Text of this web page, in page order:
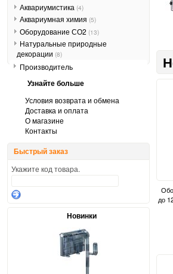
до
Аквариумистика (4)
Аквариумная химия (5)
Оборудование СО2 (13)
Натуральные природные
декорации (8)
Производитель
Узнайте больше
Условия возврата и обмена
Доставка и оплата
О магазине
Контакты
Быстрый заказ
Укажите код товара.
Новинки